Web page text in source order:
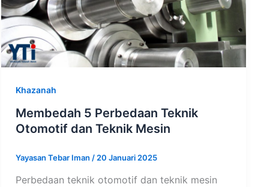
Khazanah
Membedah 5 Perbedaan Teknik
Otomotif dan Teknik Mesin
Yayasan Tebar Iman / 20 Januari 2025
Perbedaan teknik otomotif dan teknik mesin